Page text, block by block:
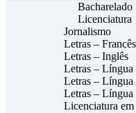
Bacharelado
Licenciatura
Jornalismo
Letras – Francês
Letras – Inglês
Letras – Língua
Letras –
Letras – Língua
Licenciatura